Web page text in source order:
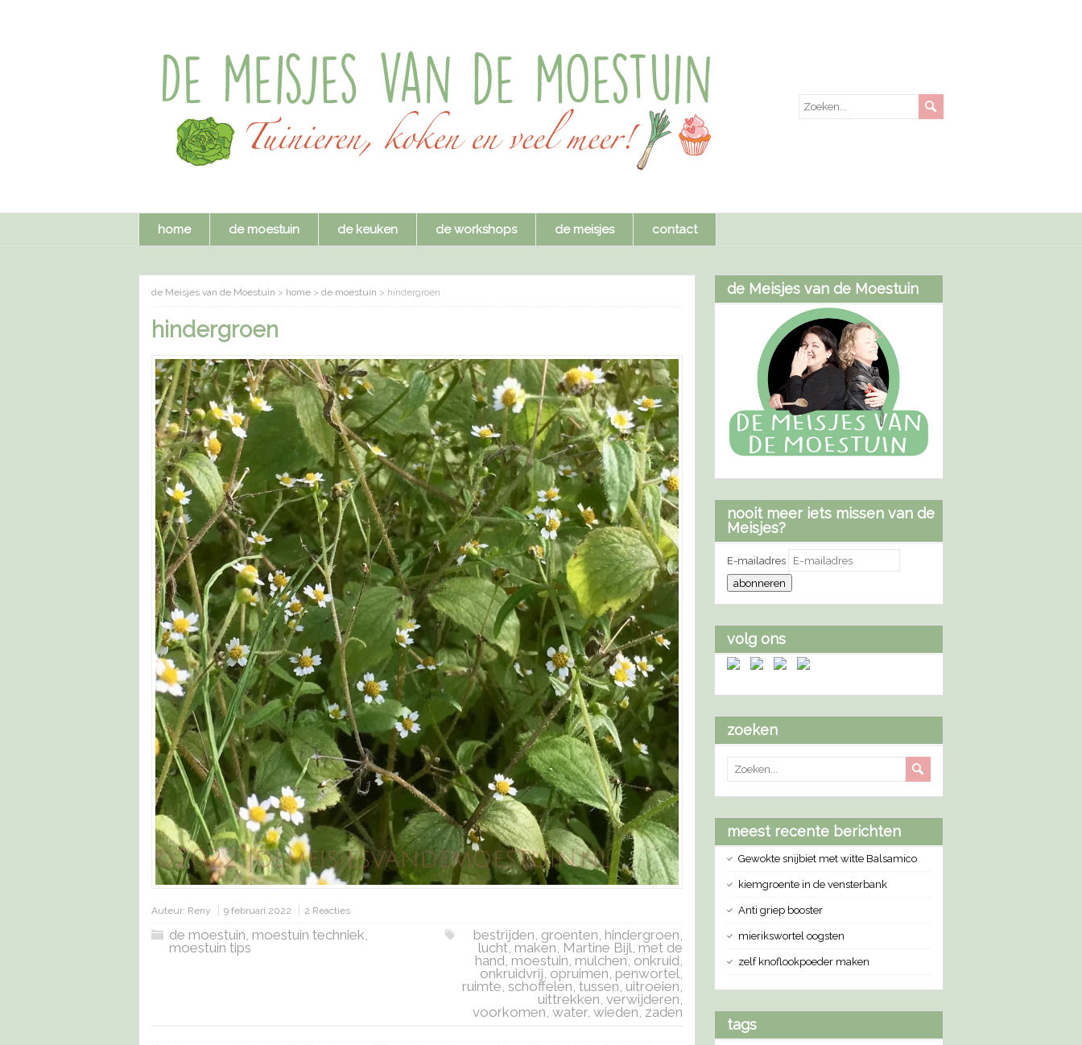
home de moestuin de keuken de workshops de meisjes contact
de Meisjes van de Moestuin > home > de moestuin > hindergroen
hindergroen
Auteur: Reny 9 februari 2022 2 Reacties
de moestuin, moestuin techniek,
moestuin tips
bestrijden, groenten, hindergroen,
lucht, maken, Martine Bijl, met de
hand, moestuin, mulchen, onkruid,
onkruidvrij, opruimen, penwortel,
ruimte, schoffelen, tussen, uitroeien,
uittrekken, verwijderen,
voorkomen, water, wieden, zaden
de Meisjes van de Moestuin
nooit meer iets missen van de
Meisjes?
E-mailadres
abonneren
volg ons
zoeken
meest recente berichten
Gewokte snijbiet met witte Balsamico
kiemgroente in de vensterbank
Anti griep booster
mierikswortel oogsten
zelf knoflookpoeder maken
tags